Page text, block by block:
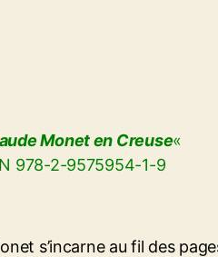
Monet en Creuse«
978-2-9575954-1-9
s’incarne au fil des